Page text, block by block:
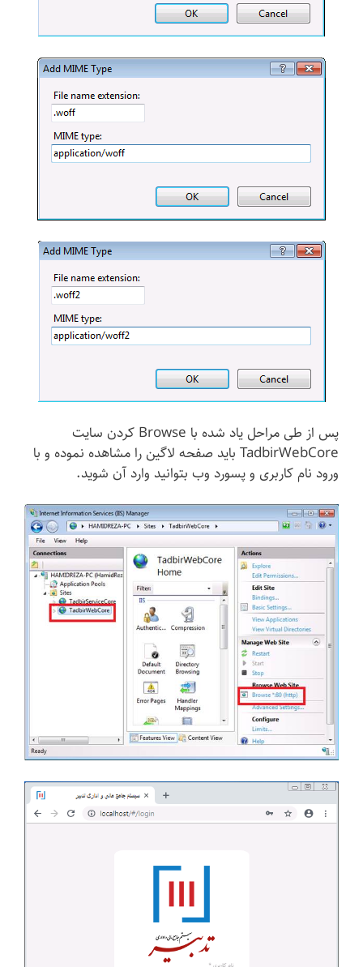
پس از طی مراحل یاد شده با Browse کردن سایت
TadbirWebCore باید صفحه لاگین را مشاهده نموده و با
ورود نام کاربری و پسورد وب بتوانید وارد آن شوید.